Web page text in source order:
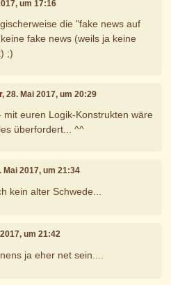
um 17:16
die "fake news auf
fake news (weils ja keine
;)
, 28. Mai 2017, um 20:29
mit euren Logik-Konstrukten wäre
überfordert... ^^
Mai 2017, um 21:34
kein alter Schwede...
um 21:42
ja eher net sein....